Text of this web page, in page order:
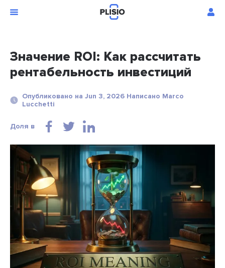
Значение ROI: Как рассчитать
рентабельность инвестиций
Опубликовано на Jun 3, 2026 Написано Marco
Lucchetti
Доля в